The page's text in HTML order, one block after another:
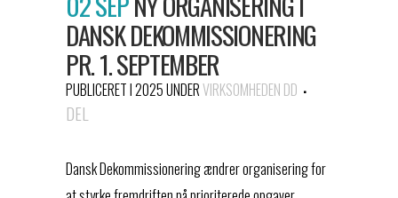
DANSK DEKOMMISSIONERING
PR. 1. SEPTEMBER
PUBLICERET I 2025UNDERVIRKSOMHEDEN DD
DEL
Dansk Dekommissionering ændrer organisering for